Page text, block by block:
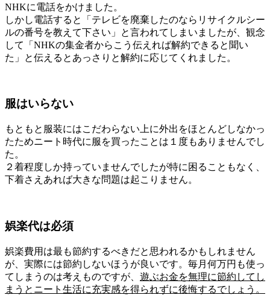
NHKに電話をかけました。
しかし電話すると「テレビを廃棄したのならリサイクルシー
ルの番号を教えて下さい」と言われてしまいましたが、観念
して「NHKの集金者からこう伝えれば解約できると聞い
た」と伝えるとあっさりと解約に応じてくれました。
服はいらない
もともと服装にはこだわらない上に外出をほとんどしなかっ
たためニート時代に服を買ったことは１度もありませんでし
た。
２着程度しか持っていませんでしたが特に困ることもなく、
下着さえあれば大きな問題は起こりません。
娯楽代は必須
娯楽費用は最も節約するべきだと思われるかもしれません
が、実際には節約しないほうが良いです。毎月何万円も使っ
てしまうのは考えものですが、 遊ぶお金を無理に節約してし
まうとニート生活に充実感を得られずに後悔するでしょう。